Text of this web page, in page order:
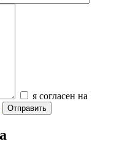
я согласен на
Отправить